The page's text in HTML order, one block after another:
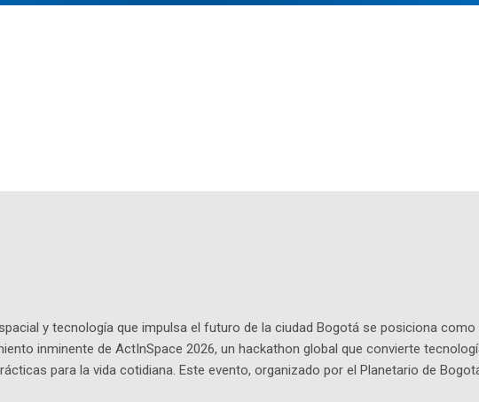
y tecnología que impulsa el futuro de la ciudad Bogotá se posiciona
inminente de ActInSpace 2026, un hackathon global que convierte
para la vida cotidiana. Este evento, organizado por el Planetario de